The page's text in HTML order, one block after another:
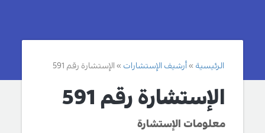
الرئيسية أرشيف الإستشارات الإستشارة رقم 591
الإستشارة رقم 591
معلومات الإستشارة